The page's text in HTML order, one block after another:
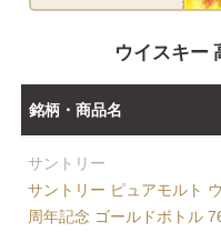
ウイスキー
銘柄・商品名
サントリー
サントリー ピュアモルト
周年記念 ゴールドボトル